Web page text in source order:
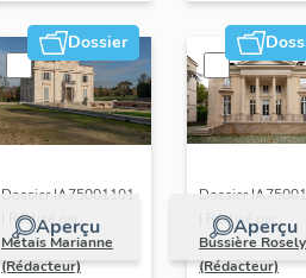
musculation
Dossier
Aperçu
Dossier IA75001101
| Réalisé par
Métais Marianne
(Rédacteur)
Aperçu
Dossier
| Réalisé par
Bussière
(Rédacteur)